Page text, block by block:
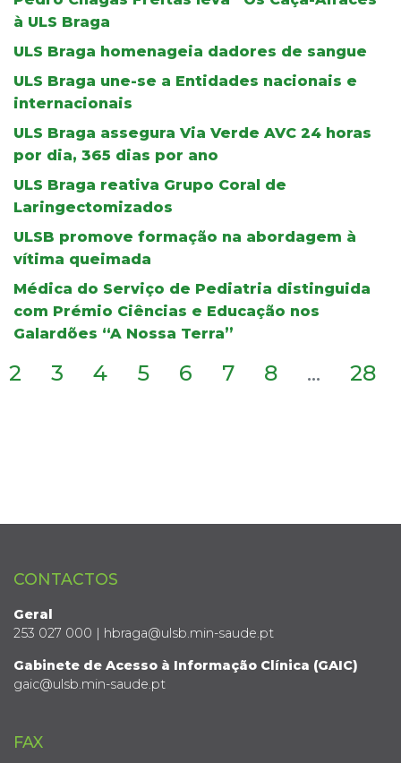
à ULS Braga
ULS Braga homenageia dadores de sangue
ULS Braga une-se a Entidades nacionais e
internacionais
ULS Braga assegura Via Verde AVC 24 horas
por dia, 365 dias por ano
ULS Braga reativa Grupo Coral de
Laringectomizados
ULSB promove formação na abordagem à
vítima queimada
Médica do Serviço de Pediatria distinguida
com Prémio Ciências e Educação nos
Galardões “A Nossa Terra”
2 3 4 5 6 7 8 ... 28
CONTACTOS
Geral
253 027 000 | hbraga@ulsb.min-saude.pt
Gabinete de Acesso à Informação Clínica (GAIC)
gaic@ulsb.min-saude.pt
FAX